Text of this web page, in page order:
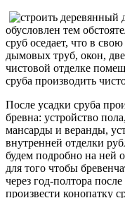
обусловлен тем
сруб оседает, что в
дымовых труб, окон,
чистовой отделке
сруба производить
После усадки сруба
бревна: устройство
мансарды и веранды,
внутренней отделки
будем подробно на ней
для того чтобы
через год-полтора
произвести конопатку